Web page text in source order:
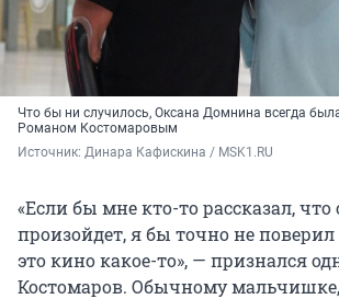
Что бы ни случилось, Оксана Домнина всегда
Романом Костомаровым
Источник: Динара Кафискина / MSK1.RU
«Если бы мне кто-то рассказал, что
произойдет, я бы точно не поверил
это кино какое-то», — признался
Костомаров. Обычному